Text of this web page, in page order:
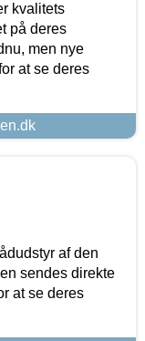
kvalitets
på deres
men nye
at se deres
af den
sendes direkte
at se deres